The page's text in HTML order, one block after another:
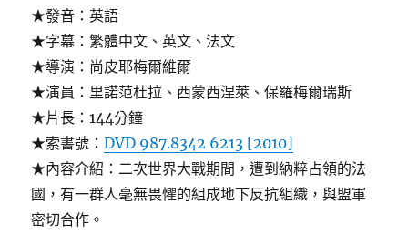
★發音：英語
★字幕：繁體中文、英文、法文
★導演：尚皮耶梅爾維爾
★演員：里諾范杜拉、西蒙西涅萊、保羅梅爾瑞斯
★片長：144分鐘
★索書號：DVD 987.8342 6213 [2010]
★內容介紹：二次世界大戰期間，遭到納粹占領的法
國，有一群人毫無畏懼的組成地下反抗組織，與盟軍
密切合作。